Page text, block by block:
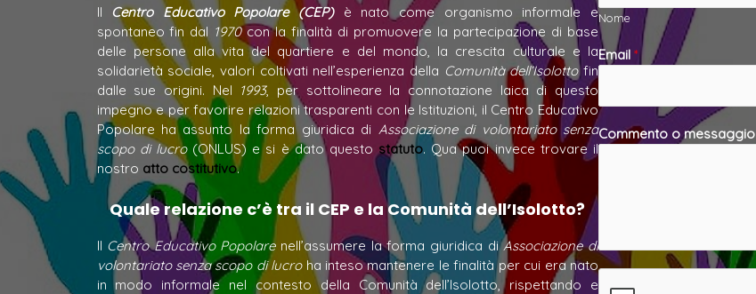
Il Centro Educativo Popolare (CEP)è nato come organismo informale e
spontaneo fin dal 1970 con la finalità di promuovere la partecipazione di base
delle persone alla vita del quartiere e del mondo, la crescita culturale e la
solidarietà sociale, valori coltivati nell’esperienza della Comunità dell’Isolottofin
dalle sue origini. Nel 1993, per sottolineare la connotazione laica di questo
impegno e per favorire relazioni trasparenti con le Istituzioni, il Centro Educativo
Popolare ha assunto la forma giuridica di Associazione di volontariato senza
scopo di lucro(ONLUS) e si è dato questo statuto. Qua puoi invece trovare il
nostro atto costitutivo.
Quale relazione c’è tra il CEP e la Comunità dell’Isolotto?
Il Centro Educativo Popolarenell’assumere la forma giuridica diAssociazione di
volontariato senza scopo di lucroha inteso mantenere le finalità per cui era nato
in modo informale nel contesto della Comunità dell’Isolotto, rispettando e
Nome
Email *
Commento o messaggio